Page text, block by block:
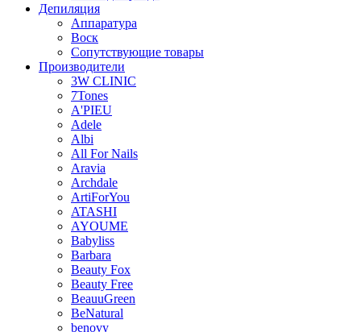
Депиляция
Аппаратура
Воск
Сопутствующие товары
Производители
3W CLINIC
7Tones
A'PIEU
Adele
Albi
All For Nails
Aravia
Archdale
ArtiForYou
ATASHI
AYOUME
Babyliss
Barbara
Beauty Fox
Beauty Free
BeauuGreen
BeNatural
benovy